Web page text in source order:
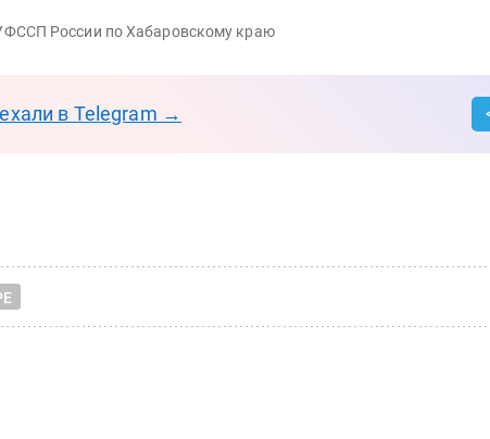
России по Хабаровскому краю
в Telegram →